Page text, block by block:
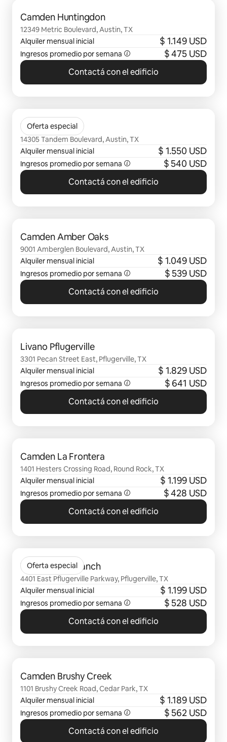
Camden Huntingdon
12349 Metric Boulevard, Austin, TX
Alquiler mensual inicial
$ 1.149 USD
Ingresos promedio por semana $ 475 USD
Contactá con el edificio
Oferta especial
The Mia
14305 Tandem Boulevard, Austin, TX
Alquiler mensual inicial
$ 1.550 USD
Ingresos promedio por semana $ 540 USD
Contactá con el edificio
Camden Amber Oaks
9001 Amberglen Boulevard, Austin, TX
Alquiler mensual inicial
$ 1.049 USD
Ingresos promedio por semana $ 539 USD
Contactá con el edificio
Livano Pflugerville
3301 Pecan Street East, Pflugerville, TX
Alquiler mensual inicial
$ 1.829 USD
Ingresos promedio por semana $ 641 USD
Contactá con el edificio
Camden La Frontera
1401 Hesters Crossing Road, Round Rock, TX
Alquiler mensual inicial
$ 1.199 USD
Ingresos promedio por semana $ 428 USD
Contactá con el edificio
Oferta especial
Tacara Weiss Ranch
4401 East Pflugerville Parkway, Pflugerville, TX
Alquiler mensual inicial
$ 1.199 USD
Ingresos promedio por semana $ 528 USD
Contactá con el edificio
Camden Brushy Creek
1101 Brushy Creek Road, Cedar Park, TX
Alquiler mensual inicial
$ 1.189 USD
Ingresos promedio por semana $ 562 USD
Contactá con el edificio